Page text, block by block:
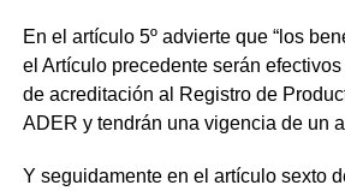
En el artículo 5º advierte que “los
el Artículo precedente serán
de acreditación al Registro de
ADER y tendrán una vigencia de un
Y seguidamente en el artículo sexto